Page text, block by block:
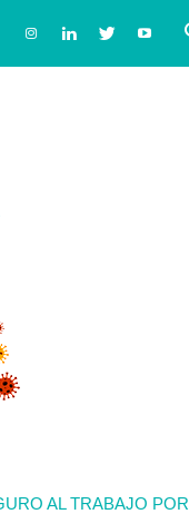
AL TRABAJO POR